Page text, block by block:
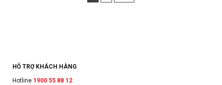
HỖ TRỢ KHÁCH HÀNG
Hotline 1900 55 88 12